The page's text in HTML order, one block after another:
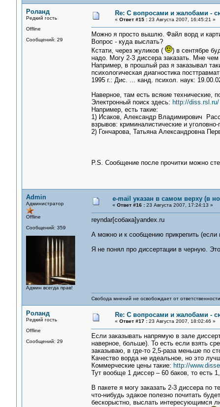
Роланд
Редкий гость
Offline
Сообщений: 29
Re: С вопросами и жалобами -
« Ответ #15 :23 Августа 2007, 16:45:21 »
Можно я просто вышлю. Файл ворд и
Вопрос - куда выслать?
Кстати, через жуликов (
) в сентябре
надо. Могу 2-3 диссера заказать. Мне
Например, в прошлый раз я заказывал
психологическая диагностика
1995 г.: Дис. ... канд. психол. наук:
Наверное, там есть всякие технические,
Электронный поиск здесь: http://diss.rsl.ru/
Например, есть такие:
1) Исаков, Александр Владимирович
взрывов: криминалистические и
2) Гончарова, Татьяна Александровна
P.S. Сообщение после прочитки можно
Admin
Администратор
Offline
Сообщений: 359
Админ всегда прав!
e-mail указан в самом верху (в
« Ответ #16 :23 Августа 2007, 17:24:13 »
reyndar[собака]yandex.ru
А можно и к сообщению прикрепить (если
Я не понял про диссертации в черную.
Свобода мнений не освобождает от
Роланд
Редкий гость
Offline
Сообщений: 29
Re: С вопросами и жалобами -
« Ответ #17 :23 Августа 2007, 18:02:46 »
Если заказывать напрямую в зале
наверное, больше). То есть если взять
заказываю, в где-то 2,5-раза меньше по
Качество ворда не идеальное, но это
Коммерческие цены такие: http://
Тут вообще 1 диссер – 60 баков, то есть
В пакете я могу заказать 2-3 диссера
что-нибудь эдакое полезно почитать
бескорыстно, выслать интересующимся